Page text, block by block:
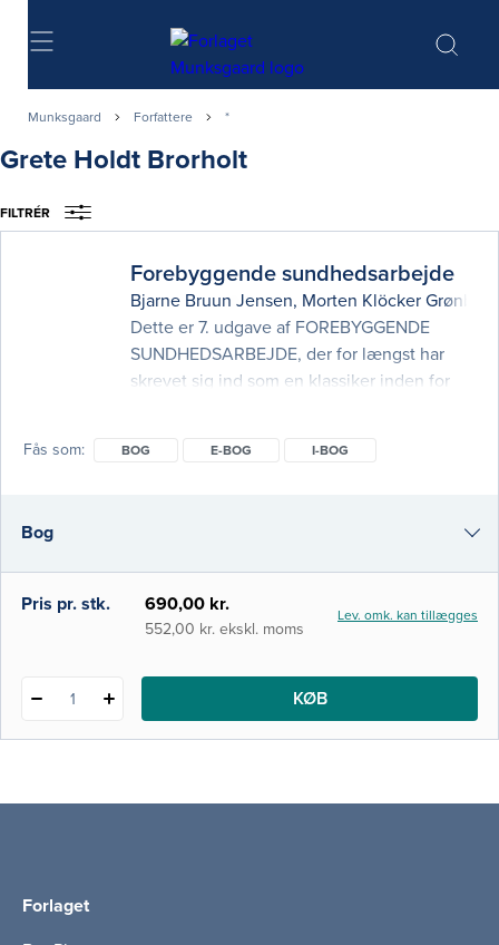
Søg
Munksgaard Forfattere *
Grete Holdt Brorholt
FILTRÉR
Forebyggende sundhedsarbejde
Bjarne Bruun Jensen, Morten Klöcker Grønbæk
Dette er 7. udgave af FOREBYGGENDE
SUNDHEDSARBEJDE, der for længst har
skrevet sig ind som en klassiker inden for
periode på 35 år fået status af et alment
kandidatuddannelser som medicin,
folkesundhedsvidenskab og sociologi.
Siden den første udgave udk
Fås som BOG E-BOG I-BOG
Bog
e-bog
Pris pr. stk. 690,00 kr.
552,00 kr. ekskl. moms
Lev. omk. kan tillægges
1 KØB
Forlaget